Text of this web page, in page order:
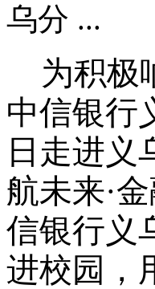
乌分 ...
为积极
中信银行
日走进义
航未来·
信银行义
进校园，